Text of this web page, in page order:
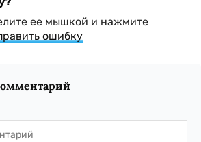
ее мышкой и нажмите
ошибку